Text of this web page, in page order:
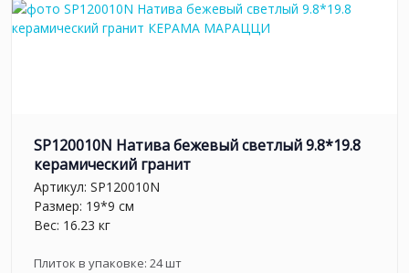
SP120010N Натива бежевый светлый 9.8*19.8
керамический гранит
Артикул: SP120010N
Размер: 19*9 см
Вес: 16.23 кг
Плиток в упаковке: 24шт